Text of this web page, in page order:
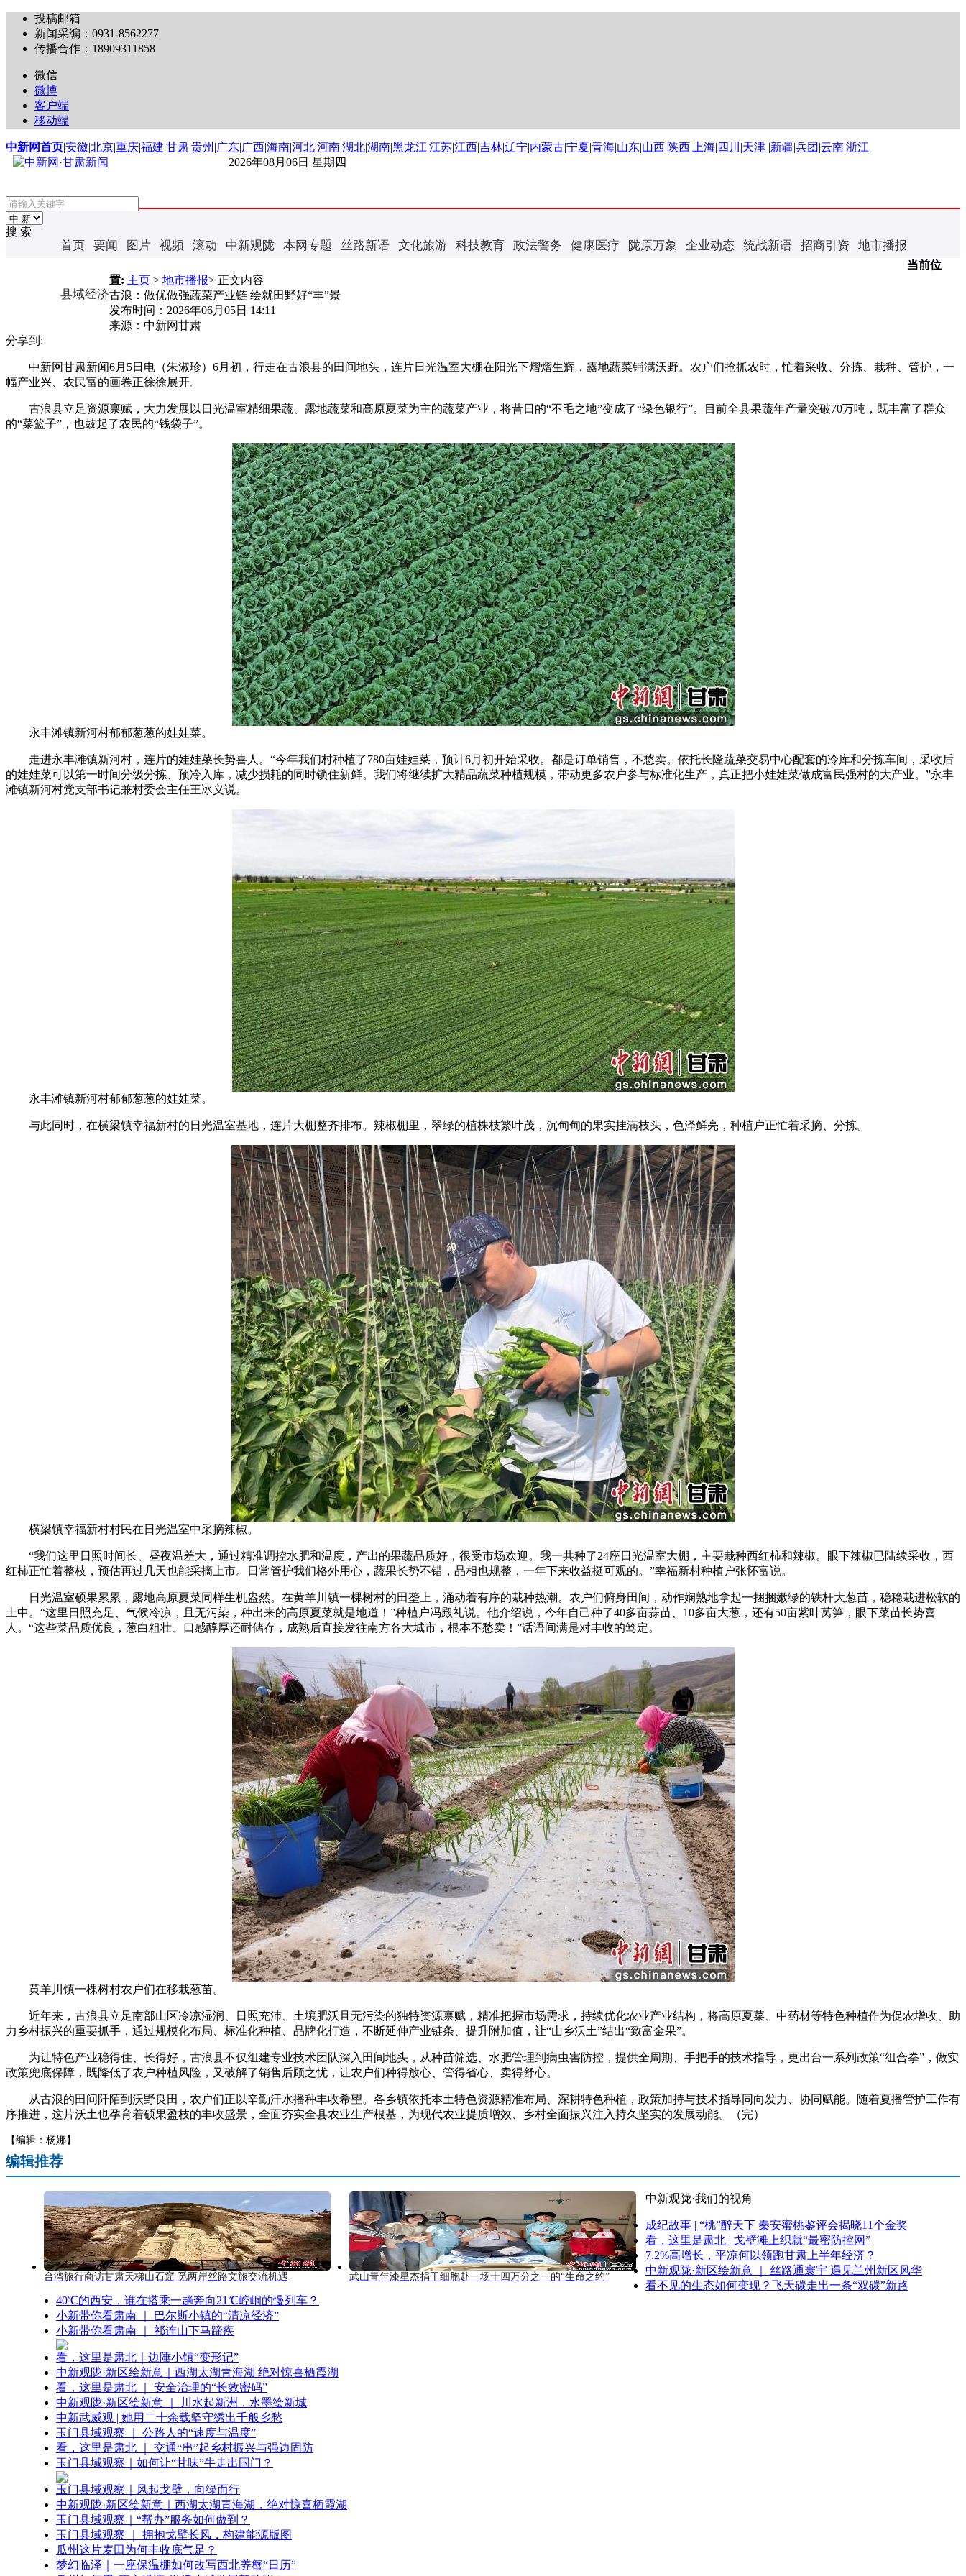
投稿邮箱
新闻采编：0931-8562277
传播合作：18909311858
微信
微博
客户端
移动端
中新网首页|安徽|北京|重庆|福建|甘肃|贵州 |广东|广西|海南|河北|河南|湖北|湖南|黑龙江|江苏|江西|吉林|辽宁|内蒙古|宁夏|青海|山东|山西|陕西| 上海| 四川 |天津 |新疆|兵团 |云南|浙江
2026年08月06日 星期四
搜 索
首页 要闻 图片 视频 滚动 中新观陇 本网专题 丝路新语 文化旅游 科技教育 政法警务 健康医疗 陇原万象 企业动态 统战新语 招商引资 地市播报
县域经济
当前位
置: 主页 > 地市播报> 正文内容
古浪：做优做强蔬菜产业链 绘就田野好“丰”景
发布时间： 2026年06月05日 14:11
来源： 中新网甘肃
分享到:
中新网甘肃新闻6月5日电（朱淑珍）6月初，行走在古浪县的田间地头，连片日光温室大棚在阳光下熠熠生辉，露地蔬菜铺满沃野。农户们抢抓农时，忙着采收、分拣、栽种、管护，一
幅产业兴、农民富的画卷正徐徐展开。
古浪县立足资源禀赋，大力发展以日光温室精细果蔬、露地蔬菜和高原夏菜为主的蔬菜产业，将昔日的“不毛之地”变成了“绿色银行”。目前全县果蔬年产量突破70万吨，既丰富了群众
的“菜篮子”，也鼓起了农民的“钱袋子”。
永丰滩镇新河村郁郁葱葱的娃娃菜。
走进永丰滩镇新河村，连片的娃娃菜长势喜人。“今年我们村种植了780亩娃娃菜，预计6月初开始采收。都是订单销售，不愁卖。依托长隆蔬菜交易中心配套的冷库和分拣车间，采收后
的娃娃菜可以第一时间分级分拣、预冷入库，减少损耗的同时锁住新鲜。我们将继续扩大精品蔬菜种植规模，带动更多农户参与标准化生产，真正把小娃娃菜做成富民强村的大产业。”永丰
滩镇新河村党支部书记兼村委会主任王冰义说。
永丰滩镇新河村郁郁葱葱的娃娃菜。
与此同时，在横梁镇幸福新村的日光温室基地，连片大棚整齐排布。辣椒棚里，翠绿的植株枝繁叶茂，沉甸甸的果实挂满枝头，色泽鲜亮，种植户正忙着采摘、分拣。
横梁镇幸福新村村民在日光温室中采摘辣椒。
“我们这里日照时间长、昼夜温差大，通过精准调控水肥和温度，产出的果蔬品质好，很受市场欢迎。我一共种了24座日光温室大棚，主要栽种西红柿和辣椒。眼下辣椒已陆续采收，西
红柿正忙着整枝，预估再过几天也能采摘上市。日常管护我们格外用心，蔬果长势不错，品相也规整，一年下来收益挺可观的。”幸福新村种植户张怀富说。
日光温室硕果累累，露地高原夏菜同样生机盎然。在黄羊川镇一棵树村的田垄上，涌动着有序的栽种热潮。农户们俯身田间，动作娴熟地拿起一捆捆嫩绿的铁杆大葱苗，稳稳栽进松软的
土中。“这里日照充足、气候冷凉，且无污染，种出来的高原夏菜就是地道！”种植户冯殿礼说。他介绍说，今年自己种了40多亩蒜苗、10多亩大葱，还有50亩紫叶莴笋，眼下菜苗长势喜
人。“这些菜品质优良，葱白粗壮、口感醇厚还耐储存，成熟后直接发往南方各大城市，根本不愁卖！”话语间满是对丰收的笃定。
黄羊川镇一棵树村农户们在移栽葱苗。
近年来，古浪县立足南部山区冷凉湿润、日照充沛、土壤肥沃且无污染的独特资源禀赋，精准把握市场需求，持续优化农业产业结构，将高原夏菜、中药材等特色种植作为促农增收、助
力乡村振兴的重要抓手，通过规模化布局、标准化种植、品牌化打造，不断延伸产业链条、提升附加值，让“山乡沃土”结出“致富金果”。
为让特色产业稳得住、长得好，古浪县不仅组建专业技术团队深入田间地头，从种苗筛选、水肥管理到病虫害防控，提供全周期、手把手的技术指导，更出台一系列政策“组合拳”，做实
政策兜底保障，既降低了农户种植风险，又破解了销售后顾之忧，让农户们种得放心、管得省心、卖得舒心。
从古浪的田间阡陌到沃野良田，农户们正以辛勤汗水播种丰收希望。各乡镇依托本土特色资源精准布局、深耕特色种植，政策加持与技术指导同向发力、协同赋能。随着夏播管护工作有
序推进，这片沃土也孕育着硕果盈枝的丰收盛景，全面夯实全县农业生产根基，为现代农业提质增效、乡村全面振兴注入持久坚实的发展动能。（完）
【编辑：杨娜】
编辑推荐
台湾旅行商访甘肃天梯山石窟 觅两岸丝路文旅交流机遇 武山青年漆星杰捐干细胞赴一场十四万分之一的“生命之约”
中新观陇·我们的视角
成纪故事 | “桃”醉天下 秦安蜜桃鉴评会揭晓11个金奖
看，这里是肃北 | 戈壁滩上织就“最密防控网”
7.2%高增长，平凉何以领跑甘肃上半年经济？
中新观陇·新区绘新意 ｜ 丝路通寰宇 遇见兰州新区风华
看不见的生态如何变现？飞天碳走出一条“双碳”新路
40℃的西安，谁在搭乘一趟奔向21℃崆峒的慢列车？
小新带你看肃南 ｜ 巴尔斯小镇的“清凉经济”
小新带你看肃南 ｜ 祁连山下马蹄疾
看，这里是肃北｜边陲小镇“变形记”
中新观陇·新区绘新意｜西湖太湖青海湖 绝对惊喜栖霞湖
看，这里是肃北 ｜ 安全治理的“长效密码”
中新观陇·新区绘新意 ｜ 川水起新洲，水墨绘新城
中新武威观 | 她用二十余载坚守绣出千般乡愁
玉门县域观察 ｜ 公路人的“速度与温度”
看，这里是肃北 ｜ 交通“串”起乡村振兴与强边固防
玉门县域观察｜如何让“甘味”牛走出国门？
玉门县域观察｜风起戈壁，向绿而行
中新观陇·新区绘新意｜西湖太湖青海湖，绝对惊喜栖霞湖
玉门县域观察｜“帮办”服务如何做到？
玉门县域观察 ｜ 拥抱戈壁长风，构建能源版图
瓜州这片麦田为何丰收底气足？
梦幻临泽｜一座保温棚如何改写西北养蟹“日历”